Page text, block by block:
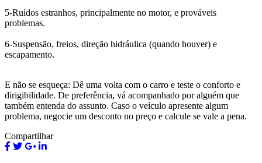
5-Ruídos estranhos, principalmente no motor, e prováveis
problemas.
6-Suspensão, freios, direção hidráulica (quando houver) e
escapamento.
E não se esqueça: Dê uma volta com o carro e teste o conforto e
dirigibilidade. De preferência, vá acompanhado por alguém que
também entenda do assunto. Caso o veículo apresente algum
problema, negocie um desconto no preço e calcule se vale a pena.
Compartilhar